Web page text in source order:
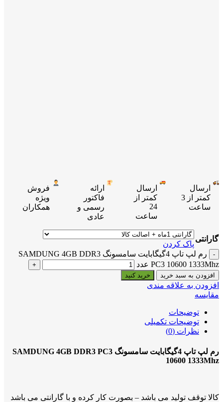
ارسال
کمتر از 3
ساعت
ارسال
کمتر از
24
ساعت
ارائه
فاکتور
رسمی و
عادی
فروش
ویژه
همکاران
گارانتی
پاک کردن
رم لپ تاپ 4گیگابایت سامسونگ SAMDUNG 4GB DDR3
PC3 10600 1333Mhz عدد
افزودن به سبد خرید خرید کنید
افزودن به علاقه مندی
مقایسه
توضیحات
توضیحات تکمیلی
نظرات (0)
رم لپ تاپ 4گیگابایت سامسونگ SAMDUNG 4GB DDR3 PC3
10600 1333Mhz
کالا توقف تولید می باشد – بصورت کار کرده و با گارانتی می باشد